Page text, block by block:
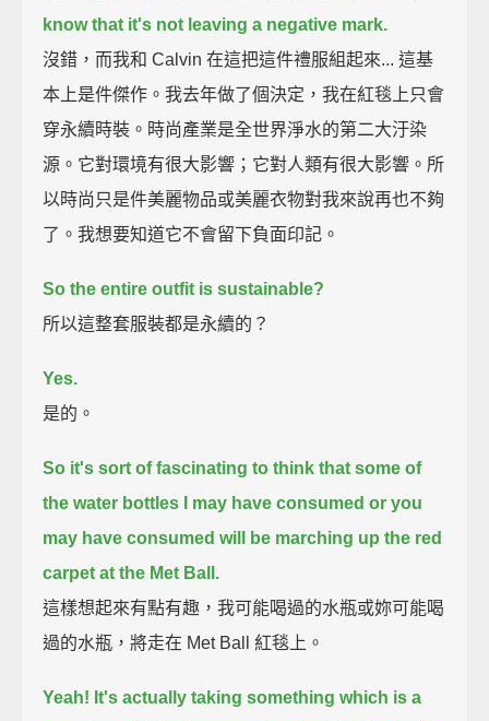
know that it's not leaving a negative mark.
沒錯，而我和 Calvin 在這把這件禮服組起來... 這基
本上是件傑作。我去年做了個決定，我在紅毯上只會
穿永續時裝。時尚產業是全世界淨水的第二大汙染
源。它對環境有很大影響；它對人類有很大影響。所
以時尚只是件美麗物品或美麗衣物對我來說再也不夠
了。我想要知道它不會留下負面印記。
So the entire outfit is sustainable?
所以這整套服裝都是永續的？
Yes.
是的。
So it's sort of fascinating to think that some of
the water bottles I may have consumed or you
may have consumed will be marching up the red
carpet at the Met Ball.
這樣想起來有點有趣，我可能喝過的水瓶或妳可能喝
過的水瓶，將走在 Met Ball 紅毯上。
Yeah! It's actually taking something which is a